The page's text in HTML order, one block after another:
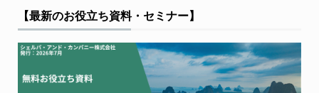
【最新のお役立ち資料・セミナー】